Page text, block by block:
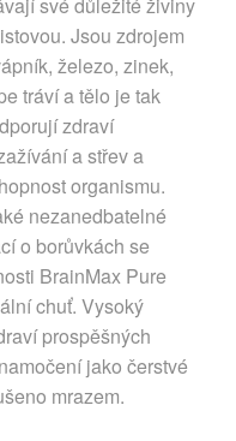
Jsou zdrojem
železo, zinek,
tráví a tělo je tak
zdraví
a střev a
organismu.
nezanedbatelné
o borůvkách se
BrainMax Pure
chuť. Vysoký
prospěšných
jako čerstvé
mrazem.